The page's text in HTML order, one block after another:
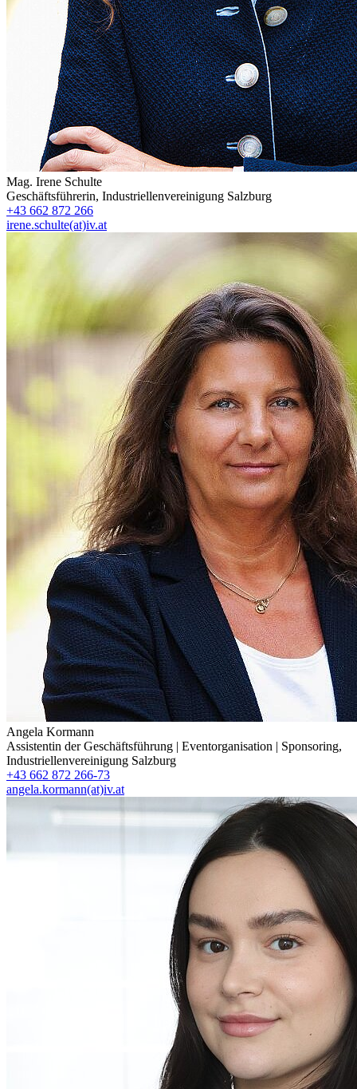
Mag. Irene Schulte
Geschäftsführerin, Industriellenvereinigung Salzburg
+43 662 872 266
irene.schulte(at)iv.at
Angela Kormann
Assistentin der Geschäftsführung | Eventorganisation | Sponsoring,
Industriellenvereinigung Salzburg
+43 662 872 266-73
angela.kormann(at)iv.at